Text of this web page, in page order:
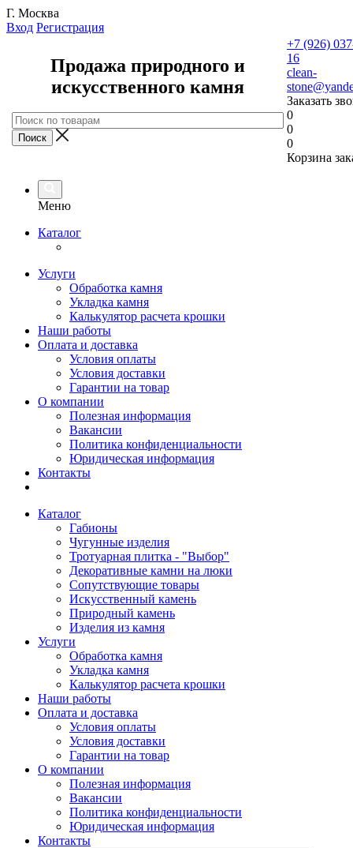
Г. Москва
Вход Регистрация
Продажа природного и
искусственного камня
+7 (926)
16
clean-
Заказать
0
0
0
Корзина
Меню
Каталог
Услуги
Обработка камня
Укладка камня
Калькулятор расчета крошки
Наши работы
Оплата и доставка
Условия оплаты
Условия доставки
Гарантии на товар
О компании
Полезная информация
Вакансии
Политика конфиденциальности
Юридическая информация
Контакты
Каталог
Габионы
Чугунные изделия
Тротуарная плитка - "Выбор"
Декоративные камни на люки
Сопутствующие товары
Искусственный камень
Природный камень
Изделия из камня
Услуги
Обработка камня
Укладка камня
Калькулятор расчета крошки
Наши работы
Оплата и доставка
Условия оплаты
Условия доставки
Гарантии на товар
О компании
Полезная информация
Вакансии
Политика конфиденциальности
Юридическая информация
Контакты